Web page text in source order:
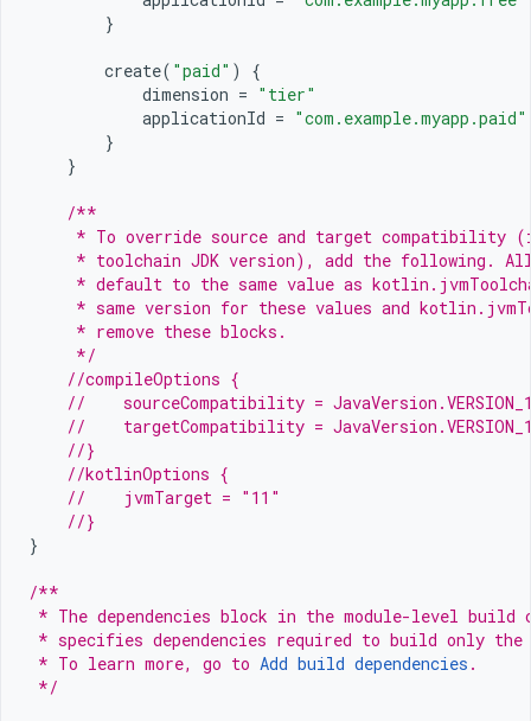
}
create( "paid" )
{
dimension = "tier"
applicationId = "com.example.myapp.paid"
}
}
/**
* To override source and target compatibility
* toolchain JDK version), add the following.
* default to the same value as
* same version for these values and
     * remove these blocks.
     */
//compileOptions {
//    sourceCompatibility =
//    targetCompatibility =
//}
//kotlinOptions {
//    jvmTarget = "11"
//}
}
/**
* The dependencies block in the module-level
* specifies dependencies required to build only
* To learn more, go to Add build dependencies .
*/